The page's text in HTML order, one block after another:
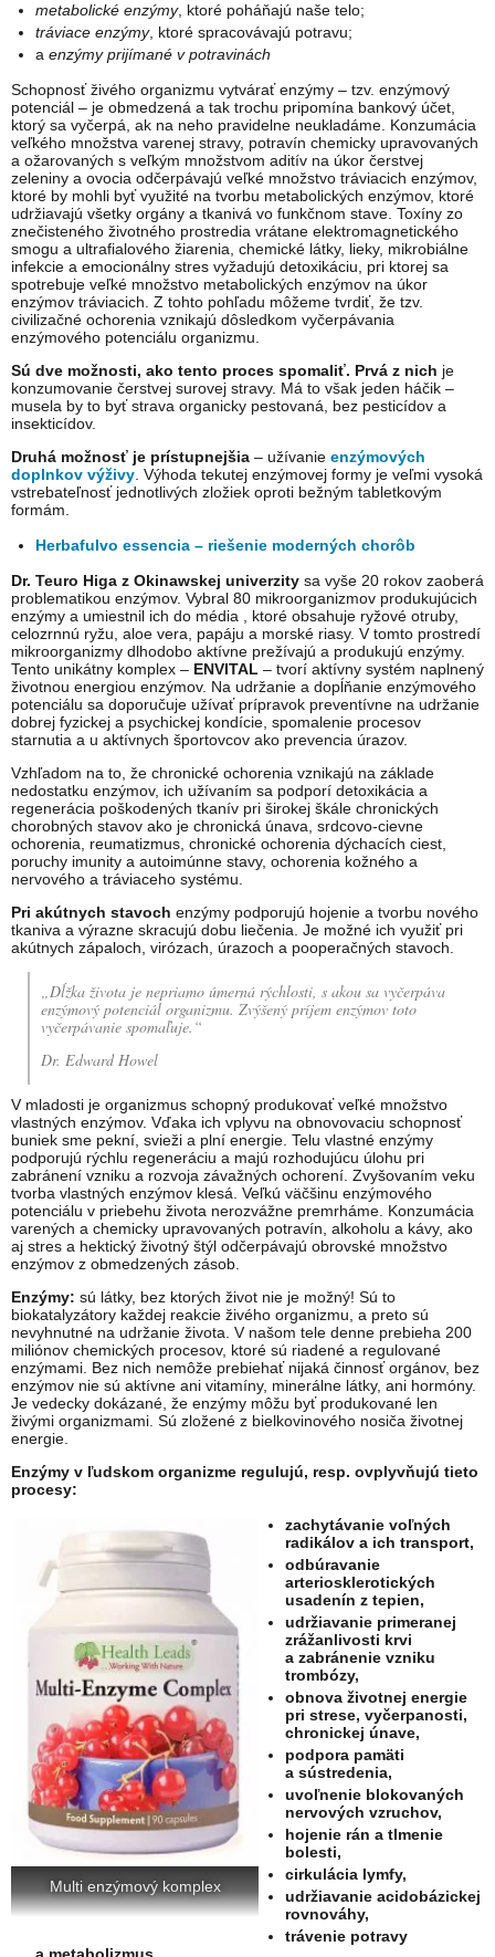
metabolické enzýmy, ktoré poháňajú naše telo;
tráviace enzýmy, ktoré spracovávajú potravu;
aenzýmy prijímané v potravinách
Schopnosť živého organizmu vytvárať enzýmy – tzv. enzýmový
potenciál – je obmedzená a tak trochu pripomína bankový účet,
ktorý sa vyčerpá, ak na neho pravidelne neukladáme. Konzumácia
veľkého množstva varenej stravy, potravín chemicky upravovaných
a ožarovaných s veľkým množstvom aditív na úkor čerstvej
zeleniny a ovocia odčerpávajú veľké množstvo tráviacich enzýmov,
ktoré by mohli byť využité na tvorbu metabolických enzýmov, ktoré
udržiavajú všetky orgány a tkanivá vo funkčnom stave. Toxíny zo
znečisteného životného prostredia vrátane elektromagnetického
smogu a ultrafialového žiarenia, chemické látky, lieky, mikrobiálne
infekcie a emocionálny stres vyžadujú detoxikáciu, pri ktorej sa
spotrebuje veľké množstvo metabolických enzýmov na úkor
enzýmov tráviacich. Z tohto pohľadu môžeme tvrdiť, že tzv.
civilizačné ochorenia vznikajú dôsledkom vyčerpávania
enzýmového potenciálu organizmu.
Sú dve možnosti, ako tento proces spomaliť. Prvá z nich je
konzumovanie čerstvej surovej stravy. Má to však jeden háčik –
musela by to byť strava organicky pestovaná, bez pesticídov a
insekticídov.
Druhá možnosť je prístupnejšia – užívanie enzýmových
doplnkov výživy . Výhoda tekutej enzýmovej formy je veľmi vysoká
vstrebateľnosť jednotlivých zložiek oproti bežným tabletkovým
formám.
Herbafulvo essencia – riešenie moderných chorôb
Dr. Teuro Higa z Okinawskej univerzity sa vyše 20 rokov zaoberá
problematikou enzýmov. Vybral 80 mikroorganizmov produkujúcich
enzýmy a umiestnil ich do média , ktoré obsahuje ryžové otruby,
celozrnnú ryžu, aloe vera, papáju a morské riasy. V tomto prostredí
mikroorganizmy dlhodobo aktívne prežívajú a produkujú enzýmy.
Tento unikátny komplex – ENVITAL – tvorí aktívny systém naplnený
životnou energiou enzýmov. Na udržanie a dopĺňanie enzýmového
potenciálu sa doporučuje užívať prípravok preventívne na udržanie
dobrej fyzickej a psychickej kondície, spomalenie procesov
starnutia a u aktívnych športovcov ako prevencia úrazov.
Vzhľadom na to, že chronické ochorenia vznikajú na základe
nedostatku enzýmov, ich užívaním sa podporí detoxikácia a
regenerácia poškodených tkanív pri širokej škále chronických
chorobných stavov ako je chronická únava, srdcovo-cievne
ochorenia, reumatizmus, chronické ochorenia dýchacích ciest,
poruchy imunity a autoimúnne stavy, ochorenia kožného a
nervového a tráviaceho systému.
Pri akútnych stavoch enzýmy podporujú hojenie a tvorbu nového
tkaniva a výrazne skracujú dobu liečenia. Je možné ich využiť pri
akútnych zápaloch, virózach, úrazoch a pooperačných stavoch.
„Dĺžka života je nepriamo úmerná rýchlosti, s akou sa vyčerpáva
enzýmový potenciál organizmu. Zvýšený príjem enzýmov toto
vyčerpávanie spomaľuje.“
Dr. Edward Howel
V mladosti je organizmus schopný produkovať veľké množstvo
vlastných enzýmov. Vďaka ich vplyvu na obnovovaciu schopnosť
buniek sme pekní, svieži a plní energie. Telu vlastné enzýmy
podporujú rýchlu regeneráciu a majú rozhodujúcu úlohu pri
zabránení vzniku a rozvoja závažných ochorení. Zvyšovaním veku
tvorba vlastných enzýmov klesá. Veľkú väčšinu enzýmového
potenciálu v priebehu života nerozvážne premrháme. Konzumácia
varených a chemicky upravovaných potravín, alkoholu a kávy, ako
aj stres a hektický životný štýl odčerpávajú obrovské množstvo
enzýmov z obmedzených zásob.
Enzýmy: sú látky, bez ktorých život nie je možný! Sú to
biokatalyzátory každej reakcie živého organizmu, a preto sú
nevyhnutné na udržanie života. V našom tele denne prebieha 200
miliónov chemických procesov, ktoré sú riadené a regulované
enzýmami. Bez nich nemôže prebiehať nijaká činnosť orgánov, bez
enzýmov nie sú aktívne ani vitamíny, minerálne látky, ani hormóny.
Je vedecky dokázané, že enzýmy môžu byť produkované len
živými organizmami. Sú zložené z bielkovinového nosiča životnej
energie.
Enzýmy v ľudskom organizme regulujú, resp. ovplyvňujú tieto
procesy:
Multi enzýmový komplex
zachytávanie voľných
radikálov a ich transport,
odbúravanie
arteriosklerotických
usadenín z tepien,
udržiavanie primeranej
zrážanlivosti krvi
a zabránenie vzniku
trombózy,
obnova životnej energie
pri strese, vyčerpanosti,
chronickej únave,
podpora pamäti
a sústredenia,
uvoľnenie blokovaných
nervových vzruchov,
hojenie rán a tlmenie
bolesti,
cirkulácia lymfy,
udržiavanie acidobázickej
rovnováhy,
trávenie potravy